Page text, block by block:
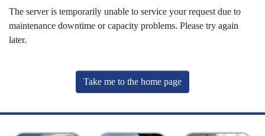
The server is temporarily unable to service your request due to
maintenance downtime or capacity problems. Please try again
later.
Take me to the home page